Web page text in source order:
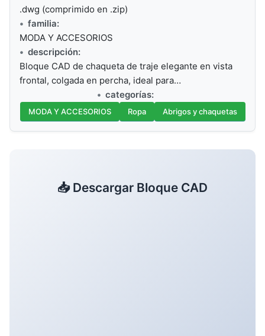
.dwg (comprimido en .zip)
familia:
MODA Y ACCESORIOS
descripción:
Bloque CAD de chaqueta de traje elegante en vista
frontal, colgada en percha, ideal para…
categorías:
MODA Y ACCESORIOS Ropa Abrigos y chaquetas
📥 Descargar Bloque CAD